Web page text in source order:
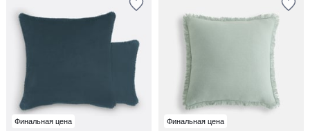
Финальная цена Финальная цена